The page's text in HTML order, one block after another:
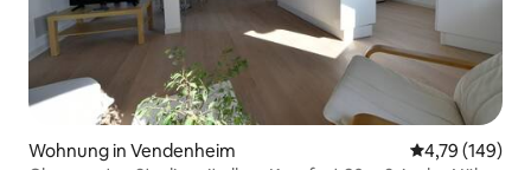
Wohnung in Vendenheim
4,79 (149)